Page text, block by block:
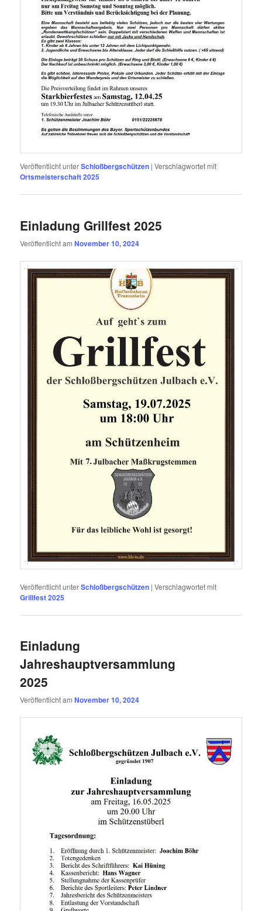
Veröffentlicht unterSchloßbergschützen |Verschlagwortet mit
Ortsmeisterschaft 2025
Einladung Grillfest 2025
Veröffentlicht amNovember 10, 2024
Veröffentlicht unterSchloßbergschützen |Verschlagwortet mit
Grillfest 2025
Einladung
Jahreshauptversammlung
2025
Veröffentlicht amNovember 10, 2024